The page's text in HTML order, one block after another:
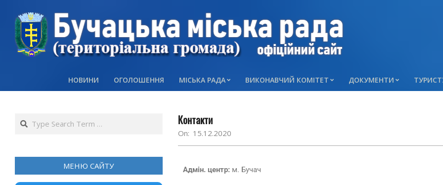
НОВИНИ ОГОЛОШЕННЯ МІСЬКА РАДА ВИКОНАВЧИЙ КОМІТЕТ ДОКУМЕНТИ
Контакти
On: 15.12.2020
Адмін. центр: м. Бучач
МЕНЮ САЙТУ